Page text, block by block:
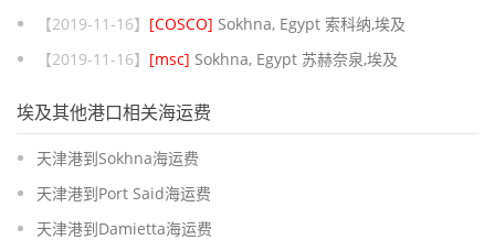
【2019-11-16】 [COSCO] Sokhna, Egypt 索科纳,埃及
【2019-11-16】 [msc] Sokhna, Egypt 苏赫奈泉,埃及
埃及其他港口相关海运费
天津港到Sokhna海运费
天津港到Port Said海运费
天津港到Damietta海运费